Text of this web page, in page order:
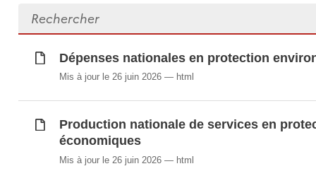
Production nationale de services en
Tableau de bord de l'économie verte et
Taxes environnementales (en millions EUR)
Transferts environnementaux
Synchronisé automatiquement depuis la
Rechercher des fichiers
Dépenses nationales en protection
Mis à jour le 26 juin 2026 html
Production nationale de services en
économiques
Mis à jour le 26 juin 2026 html